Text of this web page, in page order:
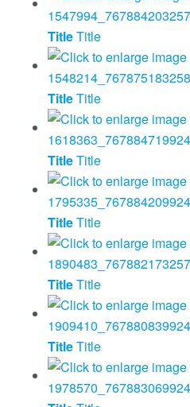
TitleTitle
TitleTitle
TitleTitle
TitleTitle
TitleTitle
TitleTitle